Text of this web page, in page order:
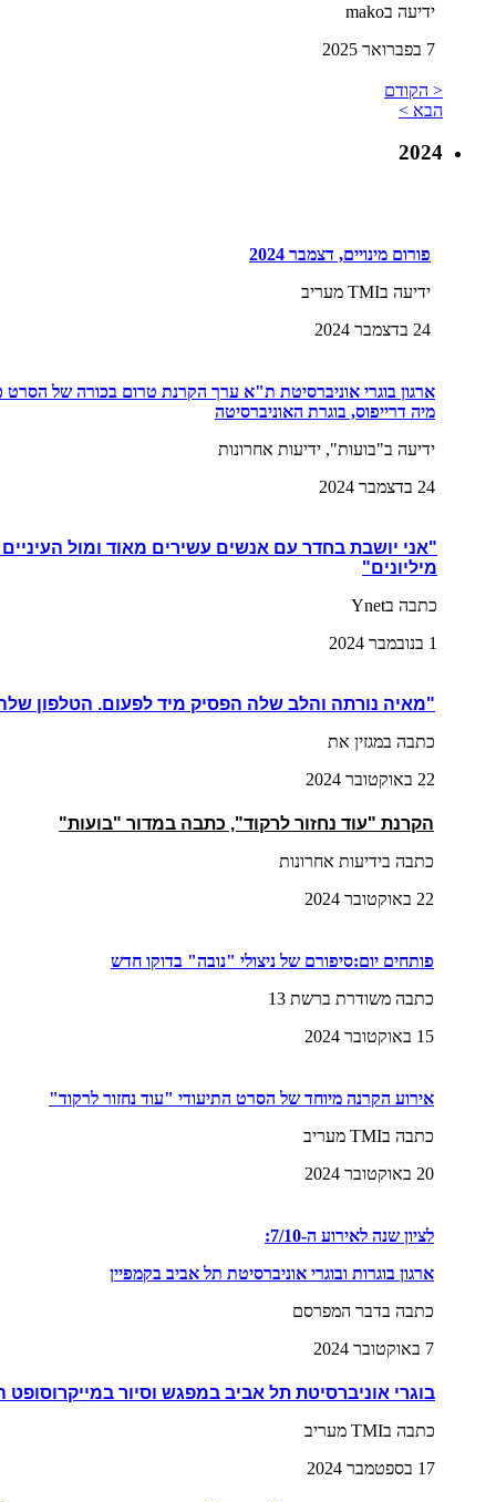
ידיעה בmako
7 בפברואר 2025
< הקודם
הבא >
2024
פורום מינויים, דצמבר 2024
ידיעה בTMI מעריב
24 בדצמבר 2024
ארגון בוגרי אוניברסיטת ת"א ערך הקרנת טרום בכורה של הסרט
מיה דרייפוס, בוגרת האוניברסיטה
ידיעה ב"בועות", ידיעות אחרונות
24 בדצמבר 2024
"אני יושבת בחדר עם אנשים עשירים מאוד ומול
מיליונים"
כתבה בYnet
1 בנובמבר 2024
"מאיה נורתה והלב שלה הפסיק מיד לפעום. הטלפון
כתבה במגזין את
22 באוקטובר 2024
הקרנת "עוד נחזור לרקוד", כתבה במדור "בועות"
כתבה בידיעות אחרונות
22 באוקטובר 2024
פותחים יום:סיפורם של ניצולי "נובה" בדוקו חדש
כתבה משודרת ברשת 13
15 באוקטובר 2024
אירוע הקרנה מיוחד של הסרט התיעודי "עוד נחזור לרקוד"
כתבה בTMI מעריב
20 באוקטובר 2024
לציון שנה לאירוע ה-7/10:
ארגון בוגרות ובוגרי אוניברסיטת תל אביב בקמפיין
כתבה בדבר המפרסם
7 באוקטובר 2024
בוגרי אוניברסיטת תל אביב במפגש וסיור במייקרוסופט
כתבה בTMI מעריב
17 בספטמבר 2024